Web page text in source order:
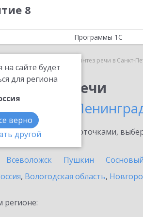
8
сайте будет
для региона
верно
другой
Программы 1С
1С:Синтез речи в Санкт-
речи
и
карточками,
Всеволожск Пушкин
, Вологодская область,